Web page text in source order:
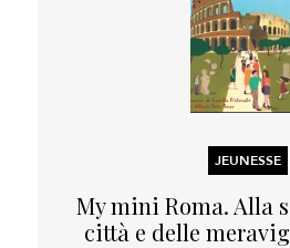
JEUNESSE
My mini Roma. Alla
città e delle